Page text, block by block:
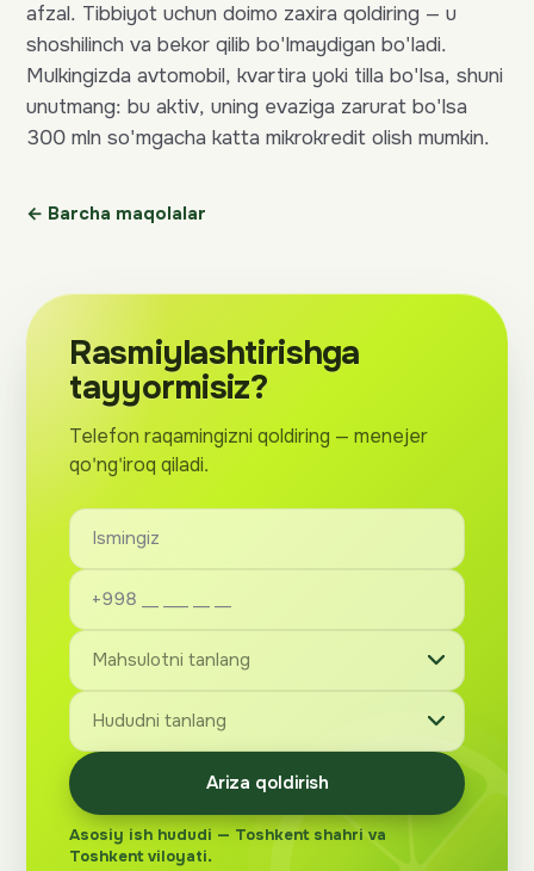
afzal. Tibbiyot uchun doimo zaxira qoldiring — u
shoshilinch va bekor qilib bo'lmaydigan bo'ladi.
Mulkingizda avtomobil, kvartira yoki tilla bo'lsa, shuni
unutmang: bu aktiv, uning evaziga zarurat bo'lsa
300 mln so'mgacha katta mikrokredit olish mumkin.
← Barcha maqolalar
Rasmiylashtirishga
tayyormisiz?
Telefon raqamingizni qoldiring — menejer
qo'ng'iroq qiladi.
Ariza qoldirish
Asosiy ish hududi — Toshkent shahri va
Toshkent viloyati.